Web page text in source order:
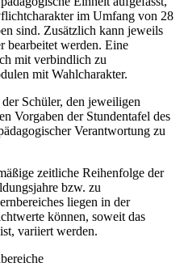
im Umfang von 28
sind. Zusätzlich kann jeweils
bearbeitet werden. Eine
mit verbindlich zu
mit Wahlcharakter.
Schüler, den jeweiligen
Vorgaben der Stundentafel des
Verantwortung zu
zeitliche Reihenfolge der
bzw. zu
liegen in der
können, soweit das
variiert werden.